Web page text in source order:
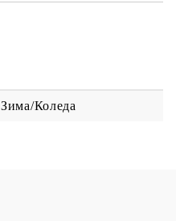
Зима/Коледа